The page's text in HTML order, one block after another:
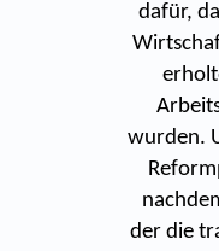
dafür,
wurden.
der die